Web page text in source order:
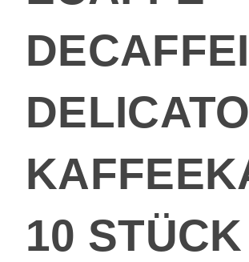
DELICATO
10 STÜCK